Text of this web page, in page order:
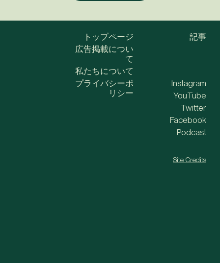
トップページ
広告掲載につい
て
私たちについて
記事
プライバシーポ
リシー
Instagram
YouTube
Twitter
Facebook
Podcast
Site Credits